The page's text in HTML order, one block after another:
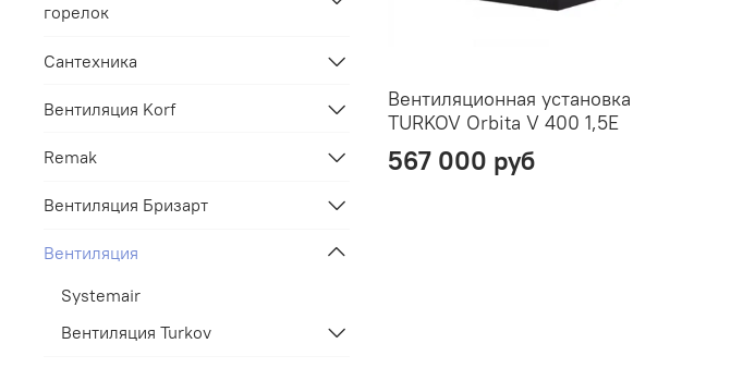
Вентиляционная установка
TURKOV Orbita V 400 1,5E
567 000 руб
горелок
Сантехника
Вентиляция Korf
Remak
Вентиляция Бризарт
Вентиляция
Systemair
Вентиляция Turkov